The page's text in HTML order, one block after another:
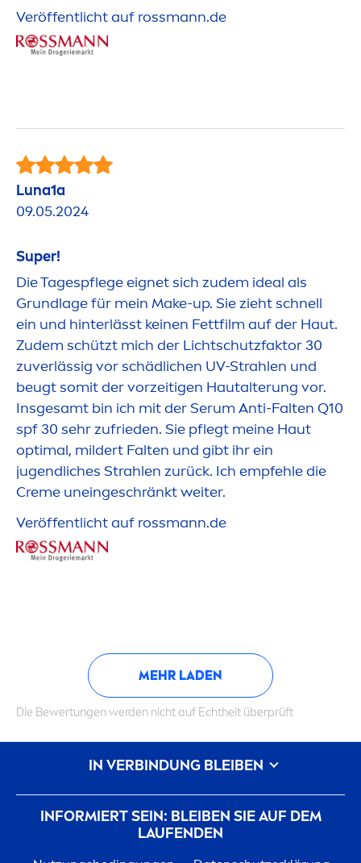
Veröffentlicht auf rossmann.de
Luna1a
09.05.2024
Super!
Die Tagespflege eignet sich zudem ideal als
Grundlage für mein Make-up. Sie zieht schnell
ein und hinterlässt keinen Fettfilm auf der Haut.
Zudem schützt mich der Lichtschutzfaktor 30
zuverlässig vor schädlichen UV-Strahlen und
beugt somit der vorzeitigen Hautalterung vor.
Insgesamt bin ich mit der Serum Anti-Falten Q10
spf 30 sehr zufrieden. Sie pflegt meine Haut
optimal, mildert Falten und gibt ihr ein
jugendliches Strahlen zurück. Ich empfehle die
Creme uneingeschränkt weiter.
Veröffentlicht auf rossmann.de
MEHR LADEN
Die Bewertungen werden nicht auf Echtheit überprüft
INFORMIERT SEIN: BLEIBEN SIE AUF DEM
LAUFENDEN
IN VERBINDUNG BLEIBEN